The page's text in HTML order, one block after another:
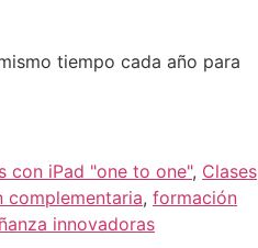
tiempo cada año para
con iPad "one to one", Clases
complementaria, formación
innovadoras